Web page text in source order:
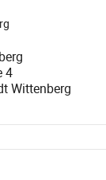
4
Wittenberg